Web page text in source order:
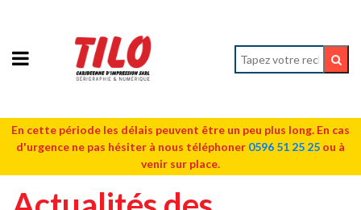
En cette période les délais peuvent être un peu plus long. En cas
d'urgence ne pas hésiter à nous téléphoner 0596 51 25 25 ou à
venir sur place.